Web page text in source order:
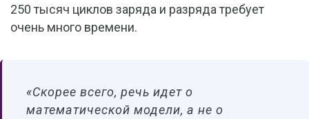
250 тысяч циклов заряда и разряда требует
очень много времени.
«Скорее всего, речь идет о
математической модели, а не о